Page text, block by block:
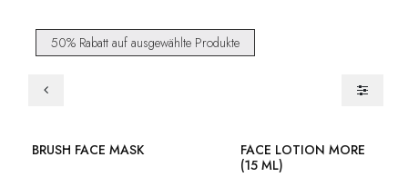
50% Rabatt auf ausgewählte Produkte
50% Rabatt
BRUSH FACE MASK 50% Rabatt
FACE LOTION MORE
(15 ML)